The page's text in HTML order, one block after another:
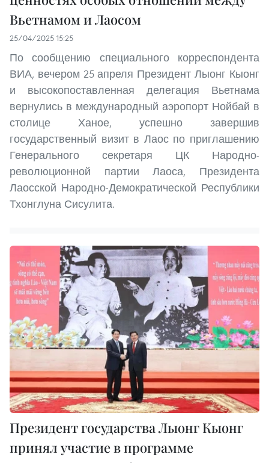
Вьетнамом и Лаосом
25/04/2025 15:25
По сообщению специального корреспондента
ВИА, вечером 25 апреля Президент Лыонг Кыонг
и высокопоставленная делегация Вьетнама
вернулись в международный аэропорт Нойбай в
столице Ханое, успешно завершив
государственный визит в Лаос по приглашению
Генерального секретаря ЦК Народно-
революционной партии Лаоса, Президента
Лаосской Народно-Демократической Республики
Тхонглуна Сисулита.
Президент государства Лыонг Кыонг
принял участие в программе